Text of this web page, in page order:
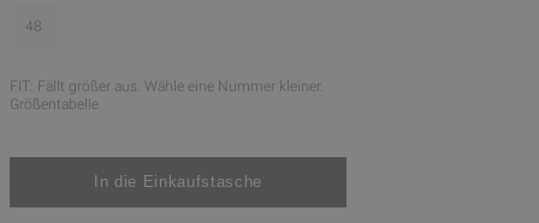
48
FIT: Fällt größer aus. Wähle eine Nummer kleiner.
Größentabelle